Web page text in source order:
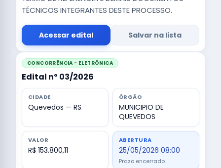
TÉCNICOS INTEGRANTES DESTE PROCESSO.
Acessar edital Salvar na lista
CONCORRÊNCIA - ELETRÔNICA
Edital nº 03/2026
CIDADE
Quevedos — RS
ÓRGÃO
MUNICIPIO DE
QUEVEDOS
VALOR
R$ 153.800,11
ABERTURA
25/05/2026 08:00
Prazo encerrado